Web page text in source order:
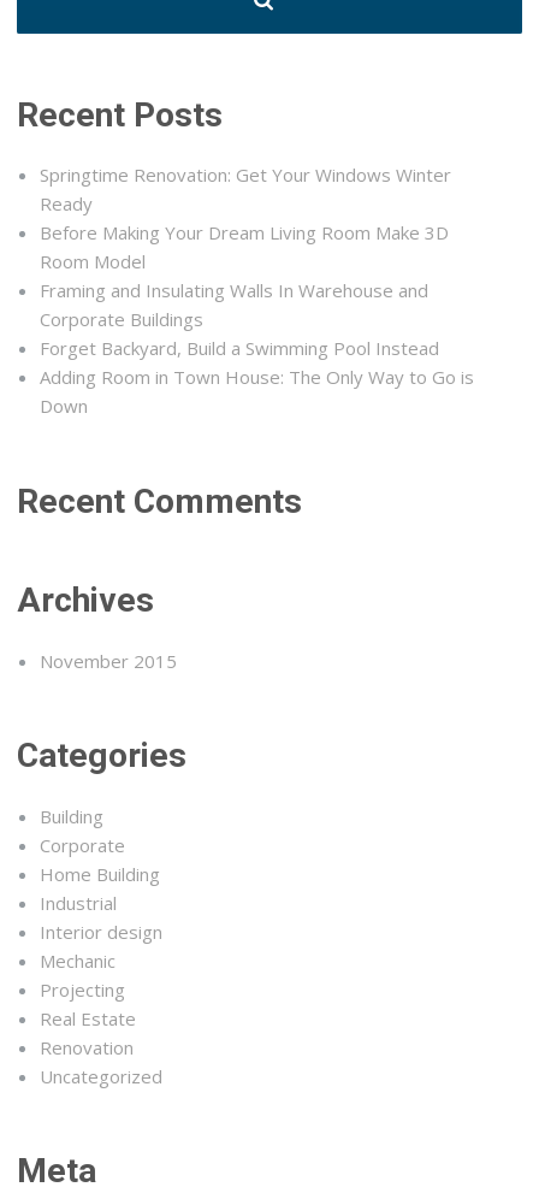
Recent Posts
Springtime Renovation: Get Your Windows Winter
Ready
Before Making Your Dream Living Room Make 3D
Room Model
Framing and Insulating Walls In Warehouse and
Corporate Buildings
Forget Backyard, Build a Swimming Pool Instead
Adding Room in Town House: The Only Way to Go is
Down
Recent Comments
Archives
November 2015
Categories
Building
Corporate
Home Building
Industrial
Interior design
Mechanic
Projecting
Real Estate
Renovation
Uncategorized
Meta